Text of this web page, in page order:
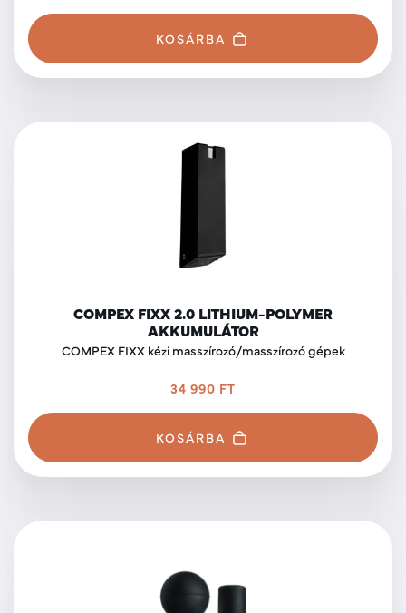
KOSÁRBA
COMPEX FIXX 2.0 LITHIUM-POLYMER
AKKUMULÁTOR
COMPEX FIXX kézi masszírozó/masszírozó gépek
34 990 FT
KOSÁRBA